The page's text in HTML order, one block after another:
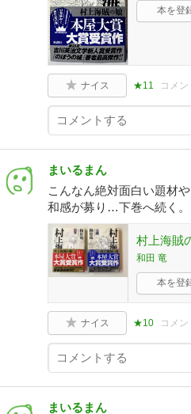
本を登
ナイス ★11 コメン
まいるまん
こんなん絶対面白い題材
和感が募り…下巻へ続く。
村上海賊
和田 竜
本を登
ナイス ★10 コメン
まいるまん